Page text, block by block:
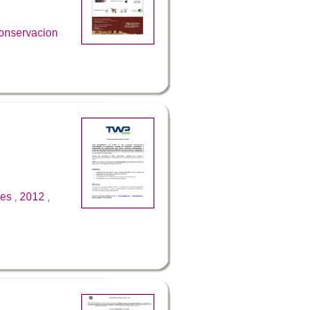
, 2012 ,